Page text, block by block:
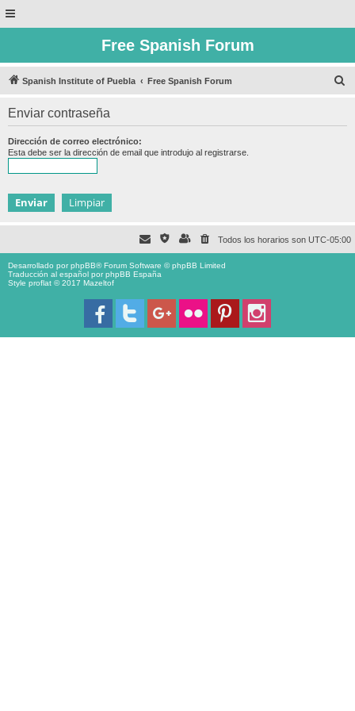
Free Spanish Forum
Spanish Institute of Puebla Free Spanish Forum
Enviar contraseña
Dirección de correo electrónico:
Esta debe ser la dirección de email que introdujo al registrarse.
Todos los horarios son UTC-05:00
Desarrollado porphpBB® Forum Software © phpBB Limited
Traducción al español porphpBB España
Style proflat © 2017 Mazeltof